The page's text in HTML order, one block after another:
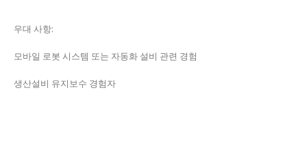
우대 사항:
모바일 로봇 시스템 또는 자동화 설비 관련 경험
생산설비 유지보수 경험자